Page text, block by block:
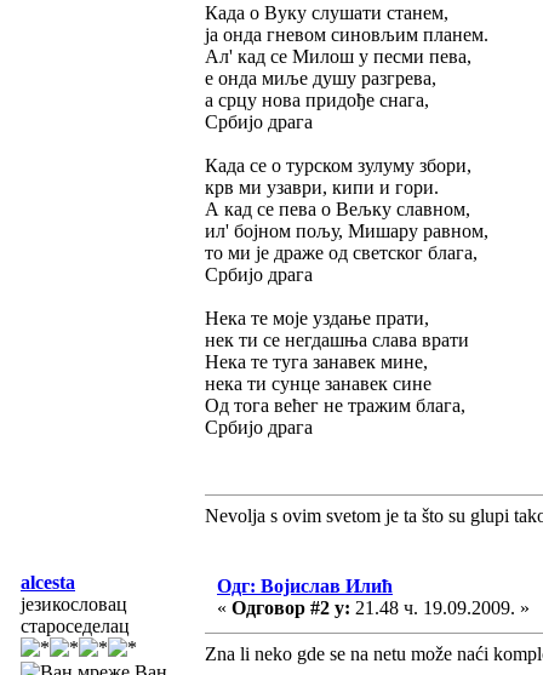
Када о Вуку слушати станем,
ја онда гневом синовљим планем.
Ал' кад се Милош у песми пева,
е онда миље душу разгрева,
а срцу нова придође снага,
Србијо драга
Када се о турском зулуму збори,
крв ми узаври, кипи и гори.
А кад се пева о Вељку славном,
ил' бојном пољу, Мишару равном,
то ми је драже од светског блага,
Србијо драга
Нека те моје уздање прати,
нек ти се негдашња слава врати
Нека те туга занавек мине,
нека ти сунце занавек сине
Од тога већег не тражим блага,
Србијо драга
Nevolja s ovim svetom je ta što su glupi
alcesta
језикословац
староседелац
Одг: Војислав Илић
« Одговор #2 у: 21.48 ч. 19.09.2009. »
Zna li neko gde se na netu može naći